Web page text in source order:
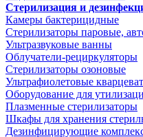
Стерилизация и
Камеры бактерицидные
Стерилизаторы паровые,
Ультразвуковые ванны
Облучатели-рециркуляторы
Стерилизаторы озоновые
Ультрафиолетовые
Оборудование для
Плазменные стерилизаторы
Шкафы для хранения
Дезинфицирующие